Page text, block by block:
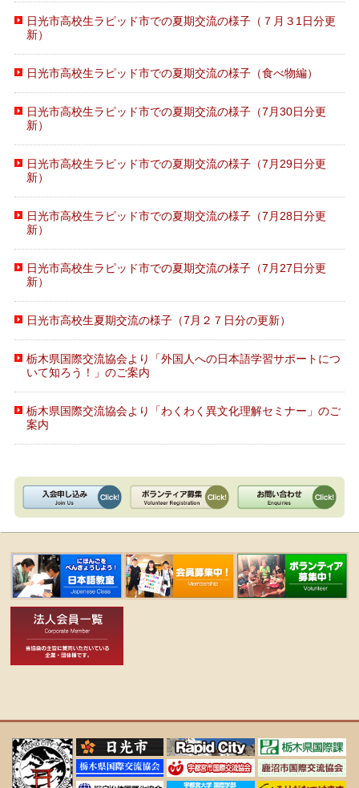
日光市高校生ラピッド市での夏期交流の様子（７月３1日分更
新）
日光市高校生ラピッド市での夏期交流の様子（食べ物編）
日光市高校生ラピッド市での夏期交流の様子（7月30日分更
新）
日光市高校生ラピッド市での夏期交流の様子（7月29日分更
新）
日光市高校生ラピッド市での夏期交流の様子（7月28日分更
新）
日光市高校生ラピッド市での夏期交流の様子（7月27日分更
新）
日光市高校生夏期交流の様子（7月２７日分の更新）
栃木県国際交流協会より「外国人への日本語学習サポートにつ
いて知ろう！」のご案内
栃木県国際交流協会より「わくわく異文化理解セミナー」のご
案内